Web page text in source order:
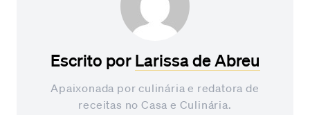
Escrito por Larissa de Abreu
Apaixonada por culinária e redatora de
receitas no Casa e Culinária.